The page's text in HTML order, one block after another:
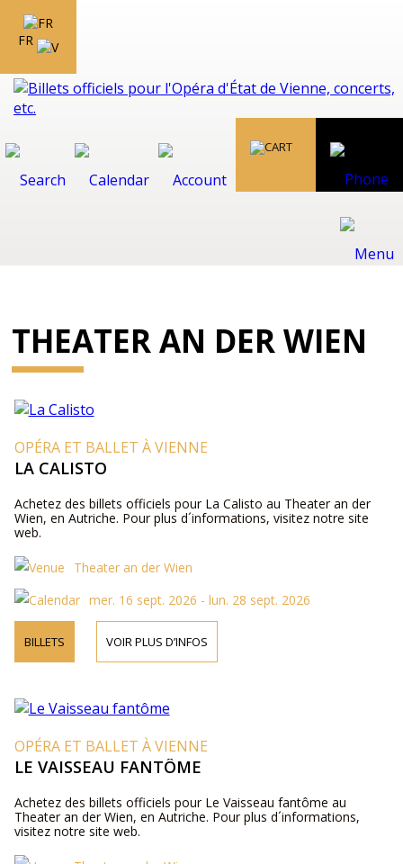
FR
THEATER AN DER WIEN
OPÉRA ET BALLET À VIENNE
LA CALISTO
Achetez des billets officiels pour La Calisto au Theater an der
Wien, en Autriche. Pour plus d´informations, visitez notre site
web.
Theater an der Wien
mer. 16 sept. 2026 - lun. 28 sept. 2026
BILLETS VOIR PLUS D’INFOS
OPÉRA ET BALLET À VIENNE
LE VAISSEAU FANTÔME
Achetez des billets officiels pour Le Vaisseau fantôme au
Theater an der Wien, en Autriche. Pour plus d´informations,
visitez notre site web.